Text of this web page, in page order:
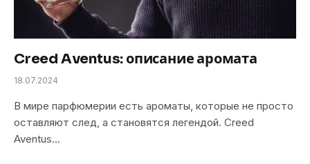
Creed Aventus: описание аромата
18.07.2024
В мире парфюмерии есть ароматы, которые не просто
оставляют след, а становятся легендой. Creed
Aventus…